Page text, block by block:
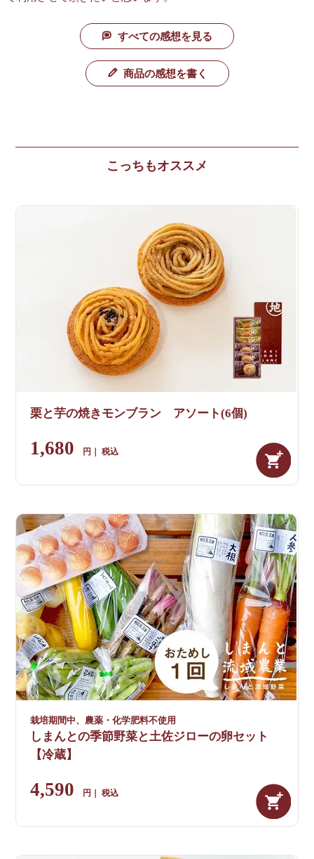
栗と芋の焼きモンブラン アソート(6個)
1,680 税込
栽培期間中、農薬・化学肥料不使用
しまんとの季節野菜と土佐ジローの卵セット
【冷蔵】
4,590 税込